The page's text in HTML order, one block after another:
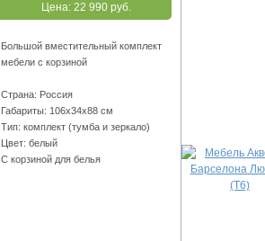
Цена: 22 990 руб.
Большой вместительный комплект
мебели с корзиной
Страна: Россия
Габариты: 106х34x88 см
Тип: комплект (тумба и зеркало)
Цвет: белый
С корзиной для белья